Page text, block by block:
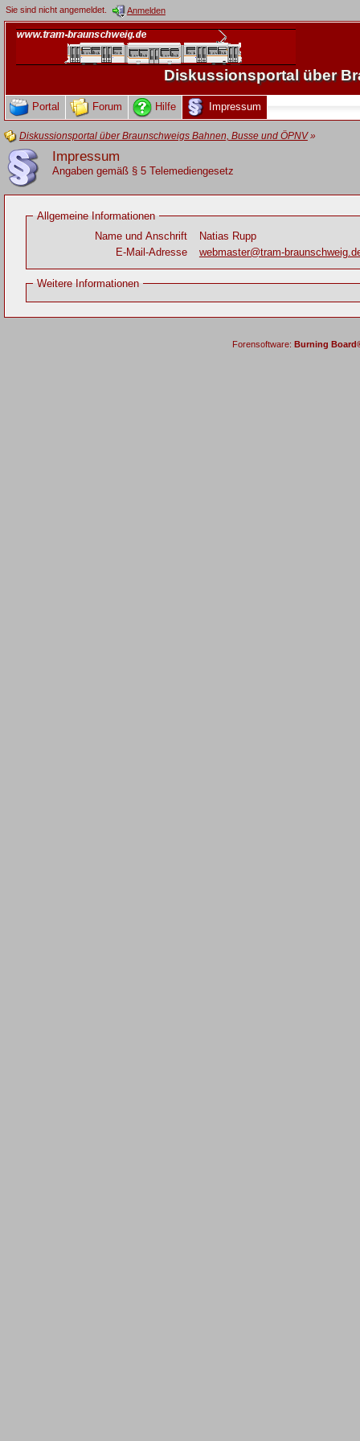
Sie sind nicht angemeldet. Anmelden
Diskussionsportal über
Portal Forum Hilfe Impressum
Diskussionsportal über Braunschweigs Bahnen, Busse und ÖPNV»
Impressum
Angaben gemäß § 5 Telemediengesetz
Allgemeine Informationen
Name und Anschrift
Natias Rupp
E-Mail-Adresse
webmaster@tram-
Weitere Informationen
Forensoftware: Burning